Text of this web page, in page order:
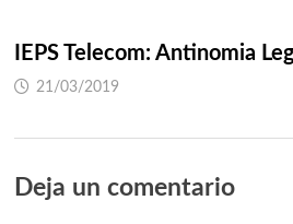
IEPS Telecom: Antinomia
21/03/2019
Deja un comentario